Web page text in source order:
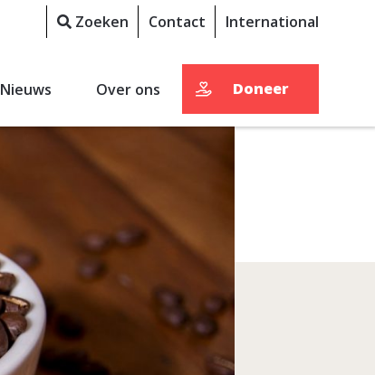
Zoeken Contact International
Nieuws Over ons Doneer